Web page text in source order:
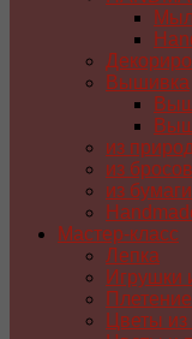
Вышивка
из
из
из
Мастер-класс
Лепка
Игрушки
Цветы из